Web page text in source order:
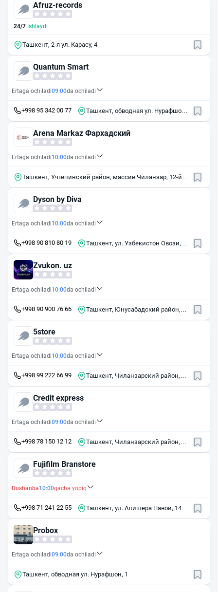
Afruz-records
24/7 Ishlaydi
Ташкент, 2-я ул. Карасу, 4
Quantum Smart
Ertaga ochiladi09:00da ochiladi
+998 95 342 00 77
Ташкент, обводная ул. Нурафшон,
Arena Markaz Фархадский
Ertaga ochiladi10:00da ochiladi
Ташкент, Учтепинский район, массив Чиланзар, 12-й
Dyson by Diva
Ertaga ochiladi10:00da ochiladi
+998 90 810 80 19
Ташкент, ул. Узбекистон Овози,
Zvukon. uz
Ertaga ochiladi10:00da ochiladi
+998 90 900 76 66
Ташкент, Юнусабадский район,
5store
Ertaga ochiladi10:00da ochiladi
+998 99 222 66 99
Ташкент, Чиланзарский район,
Credit express
Ertaga ochiladi09:00da ochiladi
+998 78 150 12 12
Ташкент, Чиланзарский район,
Fujifilm Branstore
Dushanba10:00gacha yopiq
+998 71 241 22 55 Ташкент, ул. Алишера Навои, 14
Probox
Ertaga ochiladi09:00da ochiladi
Ташкент, обводная ул. Нурафшон, 1